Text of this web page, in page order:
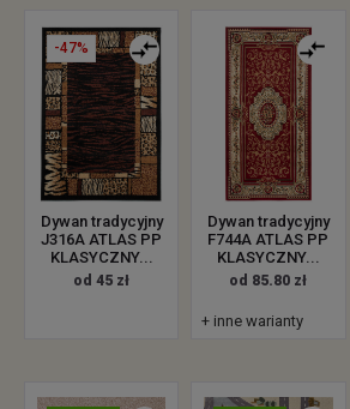
-47%
Dywan tradycyjny
J316A ATLAS PP
KLASYCZNY...
od 45 zł
Dywan tradycyjny
F744A ATLAS PP
KLASYCZNY...
od 85.80 zł
+ inne warianty